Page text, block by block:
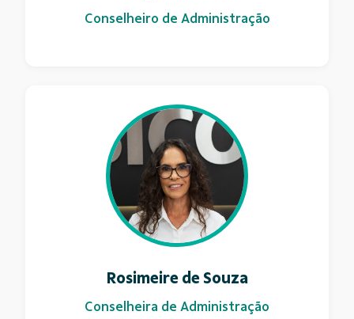
Conselheiro de Administração
Rosimeire de Souza
Conselheira de Administração